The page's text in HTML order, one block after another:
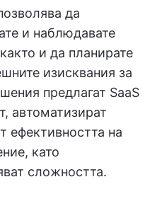
да
и наблюдавате
и да планирате
изисквания за
предлагат SaaS
автоматизират
ефективността на
като
сложността.